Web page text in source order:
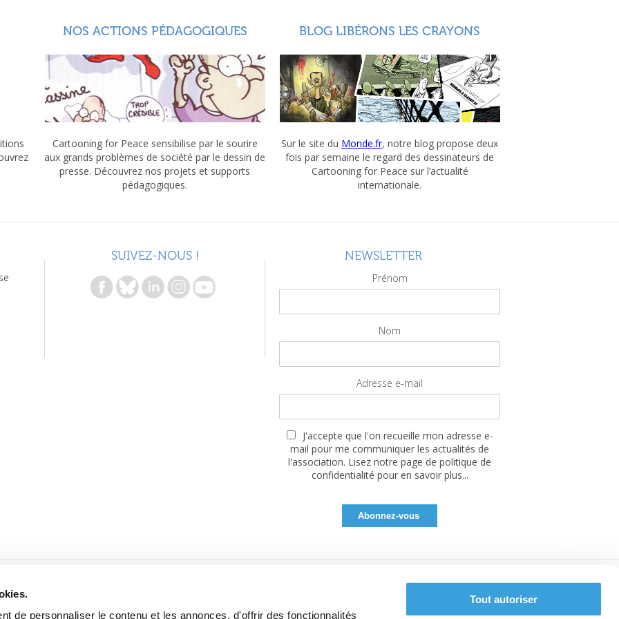
de personnaliser le contenu et les annonces, d'offrir des fonctionnalités
Tout autoriser
NOS ACTIONS PÉDAGOGIQUES
Cartooning for Peace sensibilise par le sourire
aux grands problèmes de société par le dessin de
presse. Découvrez nos projets et supports
pédagogiques.
BLOG LIBÉRONS LES CRAYONS
Sur le site du Monde.fr, notre blog propose deux
fois par semaine le regard des dessinateurs de
Cartooning for Peace sur l’actualité
internationale.
SUIVEZ-NOUS ! NEWSLETTER
Prénom
Nom
Adresse e-mail
J'accepte que l'on recueille mon adresse e-
mail pour me communiquer les actualités de
l'association. Lisez notre page de politique de
confidentialité pour en savoir plus...